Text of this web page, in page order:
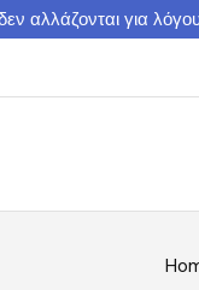
αλλάζονται για